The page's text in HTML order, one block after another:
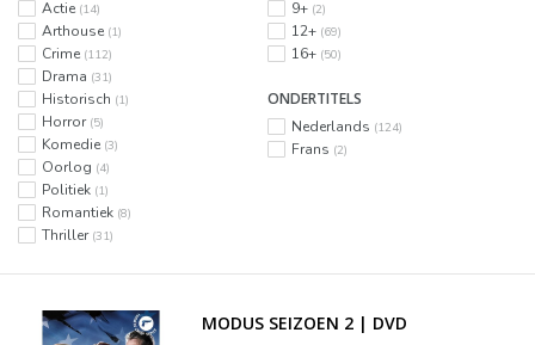
Actie (14)
Arthouse (1)
Crime (112)
Drama (31)
Historisch (1)
Horror (5)
Komedie (3)
Oorlog (4)
Politiek (1)
Romantiek (8)
Thriller (31)
9+ (2)
12+ (69)
16+ (50)
ONDERTITELS
Nederlands (124)
Frans (2)
MODUS SEIZOEN 2 | DVD